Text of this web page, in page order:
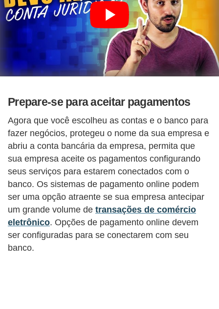
Prepare-se para aceitar pagamentos
Agora que você escolheu as contas e o banco para
fazer negócios, protegeu o nome da sua empresa e
abriu a conta bancária da empresa, permita que
sua empresa aceite os pagamentos configurando
seus serviços para estarem conectados com o
banco. Os sistemas de pagamento online podem
ser uma opção atraente se sua empresa antecipar
um grande volume de transações de comércio
eletrônico. Opções de pagamento online devem
ser configuradas para se conectarem com seu
banco.
a
n
ç
a
r
a
m
a
s
d
e
r